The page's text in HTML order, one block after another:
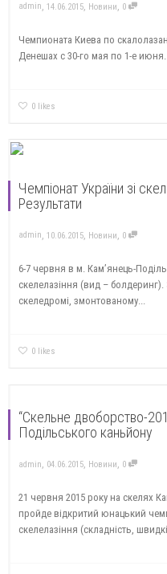
admin 14.06.2015 Новини 0
Чемпионата Киева по
Денешах с 30-го мая по 1-е
0 likes
Чемпіонат України зі
Результати
admin 10.06.2015 Новини 0
6-7 червня в м. Кам’янець-
скелелазіння (вид –
скеледромі, змонтованому...
0 likes
“Скельне двоборство-
Подільського каньйону
admin, 04.06.2015, Новини, 0
21 червня 2015 року на скелях
пройде відкритий юнацький
скелелазіння (складність,